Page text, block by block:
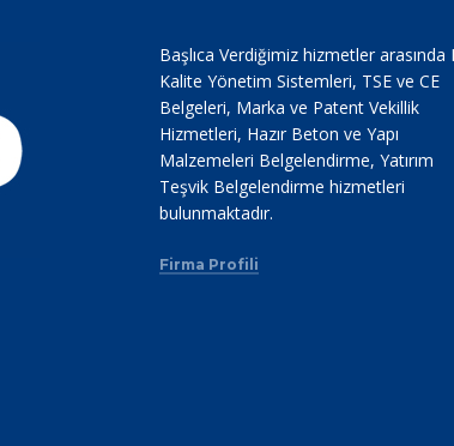
Başlıca Verdiğimiz hizmetler arasında
Kalite Yönetim Sistemleri, TSE ve CE
Belgeleri, Marka ve Patent Vekillik
Hizmetleri, Hazır Beton ve Yapı
Malzemeleri Belgelendirme, Yatırım
Teşvik Belgelendirme hizmetleri
bulunmaktadır.
Firma Profili